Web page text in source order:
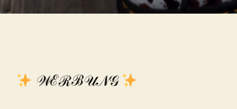
𝒲ℰℛℬ𝒰𝒩𝒢